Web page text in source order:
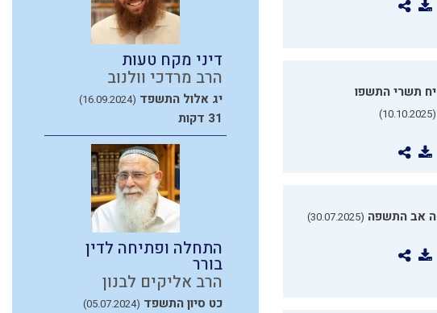
יח תשרי התשפו
(10.10.2025)
ה אב התשפה (30.07.2025)
דיני מקח טעות
הרב מרדכי וולנוב
יג אלול התשפד (16.09.2024)
31 דקות
התחלה ופתיחה לדין
בורר
הרב אליקים לבנון
כט סיון התשפד (05.07.2024)